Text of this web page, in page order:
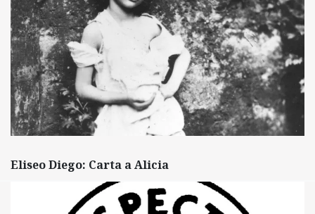
Eliseo Diego: Carta a Alicia